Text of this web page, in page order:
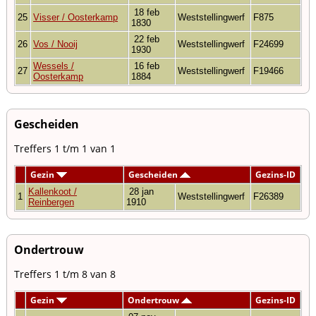
25 Visser / Oosterkamp
18 feb
1830
Weststellingwerf F875
26 Vos / Nooij
22 feb
1930
Weststellingwerf F24699
27 Wessels /
Oosterkamp
16 feb
1884
Weststellingwerf F19466
Gescheiden
Treffers 1 t/m 1 van 1
Gezin Gescheiden Gezins-ID
1
Kallenkoot /
Reinbergen
28 jan
1910
Weststellingwerf F26389
Ondertrouw
Treffers 1 t/m 8 van 8
Gezin Ondertrouw Gezins-ID